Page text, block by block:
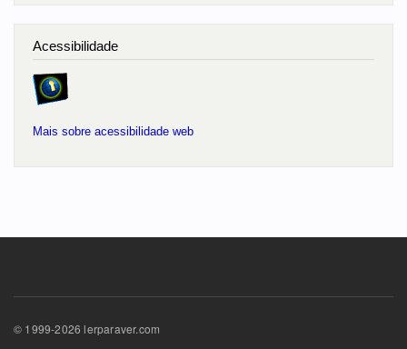
Acessibilidade
Mais sobre acessibilidade web
© 1999-2026 lerparaver.com